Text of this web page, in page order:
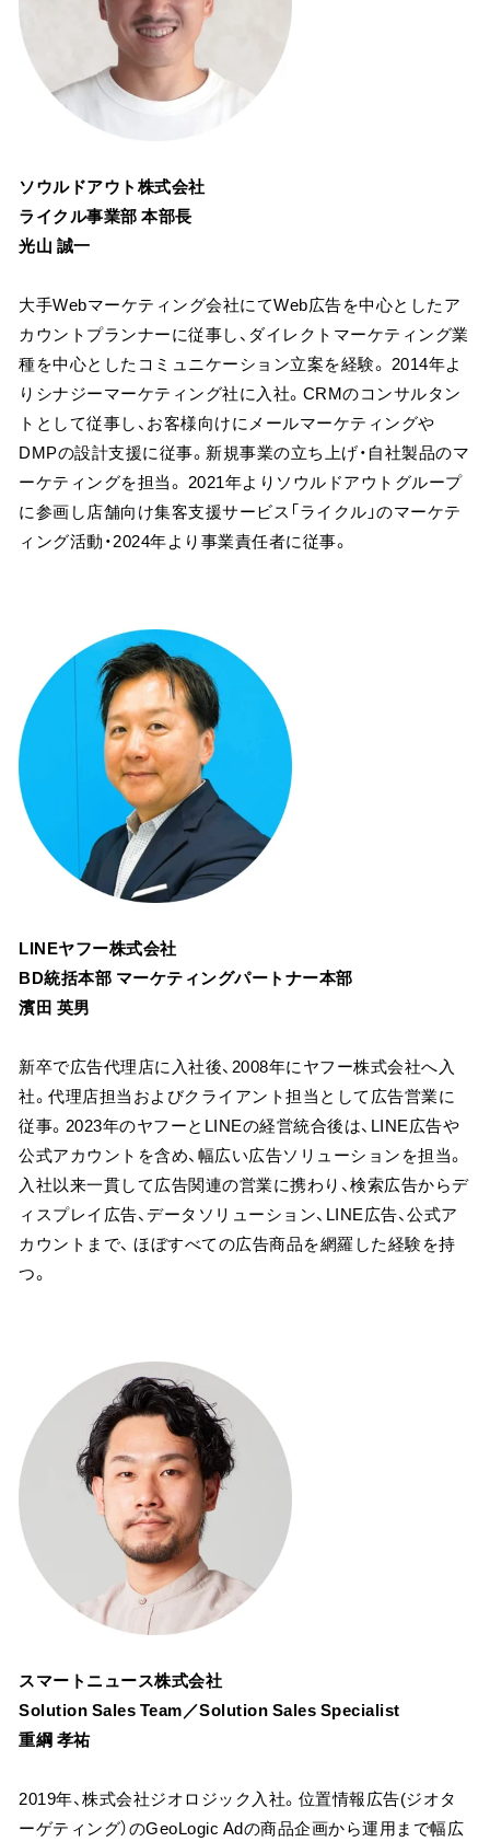
ソウルドアウト株式会社
ライクル事業部 本部長
光山 誠一
大手Webマーケティング会社にてWeb広告を中心としたア
カウントプランナーに従事し、ダイレクトマーケティング業
種を中心としたコミュニケーション立案を経験。 2014年よ
りシナジーマーケティング社に入社。CRMのコンサルタン
トとして従事し、お客様向けにメールマーケティングや
DMPの設計支援に従事。新規事業の立ち上げ・自社製品のマ
ーケティングを担当。 2021年よりソウルドアウトグループ
に参画し店舗向け集客支援サービス「ライクル」のマーケテ
ィング活動・2024年より事業責任者に従事。
LINEヤフー株式会社
BD統括本部 マーケティングパートナー本部
濱田 英男
新卒で広告代理店に入社後、2008年にヤフー株式会社へ入
社。代理店担当およびクライアント担当として広告営業に
従事。2023年のヤフーとLINEの経営統合後は、LINE広告や
公式アカウントを含め、幅広い広告ソリューションを担当。
入社以来一貫して広告関連の営業に携わり、検索広告からデ
ィスプレイ広告、データソリューション、LINE広告、公式ア
カウントまで、 ほぼすべての広告商品を網羅した経験を持
つ。
スマートニュース株式会社
Solution Sales Team／Solution Sales Specialist
重綱 孝祐
2019年、株式会社ジオロジック入社。位置情報広告(ジオタ
ーゲティング）のGeoLogic Adの商品企画から運用まで幅広